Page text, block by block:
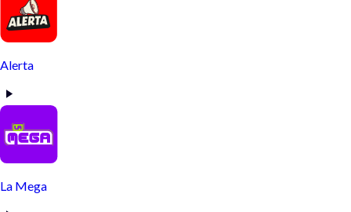
Alerta
La Mega